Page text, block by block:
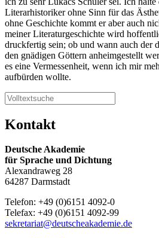
Literarhistoriker ohne Sinn für das
ohne Geschichte kommt er aber auch
meiner Literaturgeschichte wird
druckfertig sein; ob und wann auch der
den gnädigen Göttern anheimgestellt
es eine Vermessenheit, wenn ich mir
aufbürden wollte.
Kontakt
Deutsche Akademie
für Sprache und Dichtung
Alexandraweg 28
64287 Darmstadt
Telefon: +49 (0)6151 4092-0
Telefax: +49 (0)6151 4092-99
sekretariat@deutscheakademie.de